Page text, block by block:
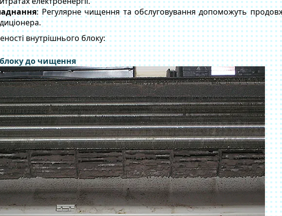
: Регулярне чищення та обслуговування допоможуть
внутрішнього блоку:
до чищення